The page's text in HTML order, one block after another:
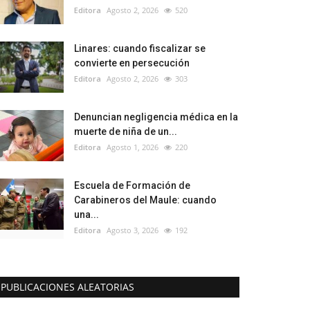
Editora Agosto 2, 2026 520
Linares: cuando fiscalizar se
convierte en persecución
Editora Agosto 2, 2026 303
Denuncian negligencia médica en la
muerte de niña de un...
Editora Agosto 1, 2026 220
Escuela de Formación de
Carabineros del Maule: cuando
una...
Editora Agosto 3, 2026 192
PUBLICACIONES ALEATORIAS